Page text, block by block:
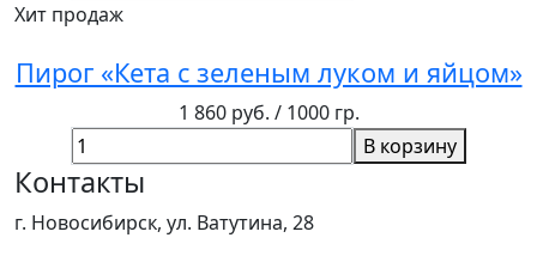
Хит продаж
Пирог «Кета с зеленым луком и яйцом»
1 860 руб. / 1000 гр.
В корзину
Контакты
г. Новосибирск, ул. Ватутина, 28